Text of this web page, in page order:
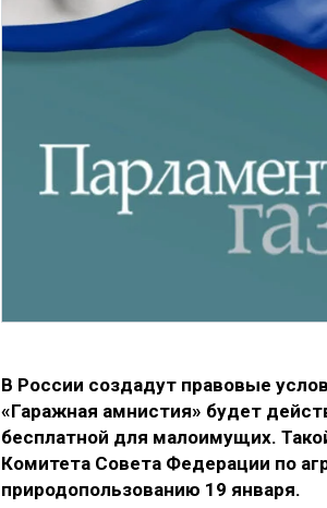
В России создадут правовые
«Гаражная амнистия» будет
бесплатной для малоимущих.
Комитета Совета Федерации по
природопользованию 19 января.